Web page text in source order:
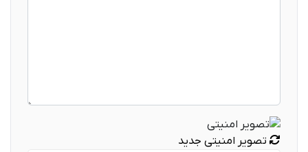
تصویر امنیتی جدید